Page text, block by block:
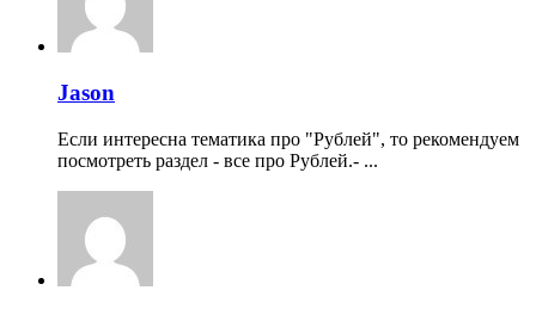
Jason
Если интересна тематика про "Рублей", то рекомендуем
посмотреть раздел - все про Рублей.- ...